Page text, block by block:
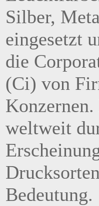
Silber,
eingesetzt
die
(Ci) von
weltweit
Bedeutung.